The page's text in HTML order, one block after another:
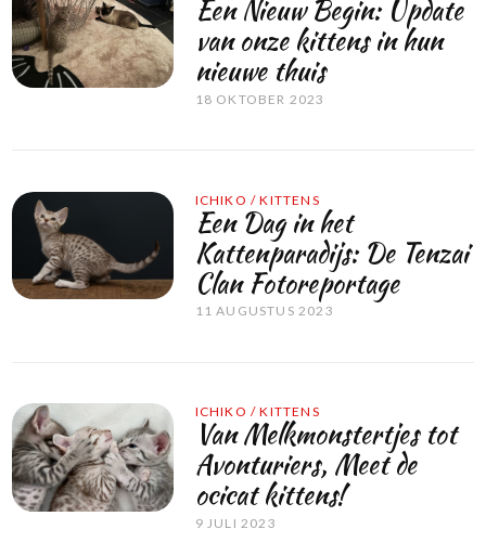
Een Nieuw Begin: Update
van onze kittens in hun
nieuwe thuis
18 OKTOBER 2023
ICHIKO /KITTENS
Een Dag in het
Kattenparadijs: De Tenzai
Clan Fotoreportage
11 AUGUSTUS 2023
ICHIKO /KITTENS
Van Melkmonstertjes tot
Avonturiers, Meet de
ocicat kittens!
9 JULI 2023